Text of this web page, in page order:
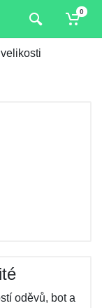
0
oděvů, bot a